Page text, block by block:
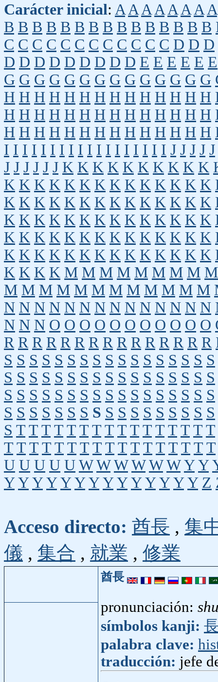
Carácter inicial: A A A A A A A A
B B B B B B B B B B B B B B B
C C C C C C C C C C C C D D D
D D D D D D D D D E E E E E E
G G G G G G G G G G G G G G
H H H H H H H H H H H H H H
H H H H H H H H H H H H H H
H H H H H H H H H H H H H H
I I I I I I I I I I I I I I I I I I J J J J J
J J J J J J K K K K K K K K K K
K K K K K K K K K K K K K K
K K K K K K K K K K K K K K
K K K K K K K K K K K K K K
K K K K K K K K K K K K K K
K K K K K K K K K K K K K K
K K K K M M M M M M M M M
M M M M M M M M M M M M
N N N N N N N N N N N N N N
N N N O O O O O O O O O O O
R R R R R R R R R R R R R R R
S S S S S S S S S S S S S S S S S
S S S S S S S S S S S S S S S S S
S S S S S S S S S S S S S S S S S
S S S S S S S S S S S S S S S S S
S T T T T T T T T T T T T T T T T
T T T T T T T T T T T T T T T T T
U U U U U W W W W W W Y Y
Y Y Y Y Y Y Y Y Y Y Y Y Y Y Z
Acceso directo: 酋長 , 集
儀 , 集合 , 就業 , 修業
酋長
pronunciación:
símbolos kanji:
palabra clave:
traducción: jefe